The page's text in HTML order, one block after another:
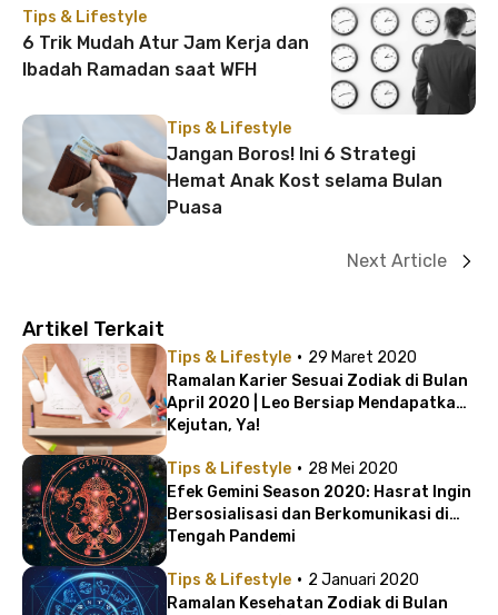
Tips & Lifestyle
6 Trik Mudah Atur Jam Kerja dan
Ibadah Ramadan saat WFH
Tips & Lifestyle
Jangan Boros! Ini 6 Strategi
Hemat Anak Kost selama Bulan
Puasa
Next Article
Artikel Terkait
Tips & Lifestyle · 29 Maret 2020
Ramalan Karier Sesuai Zodiak di Bulan
April 2020 | Leo Bersiap Mendapatkan
Kejutan, Ya!
Tips & Lifestyle · 28 Mei 2020
Efek Gemini Season 2020: Hasrat Ingin
Bersosialisasi dan Berkomunikasi di
Tengah Pandemi
Tips & Lifestyle · 2 Januari 2020
Ramalan Kesehatan Zodiak di Bulan